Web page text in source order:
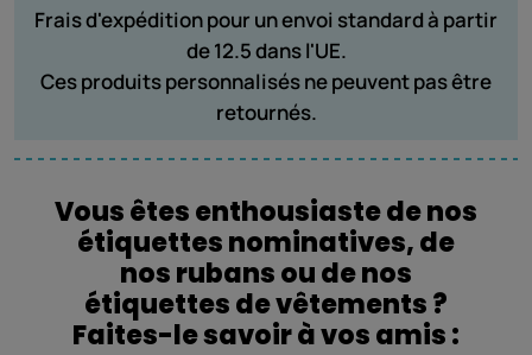
Frais d'expédition pour un envoi standard à partir
de 12.5 dans l'UE.
Ces produits personnalisés ne peuvent pas être
retournés.
Vous êtes enthousiaste de nos
étiquettes nominatives, de
nos rubans ou de nos
étiquettes de vêtements ?
Faites-le savoir à vos amis :